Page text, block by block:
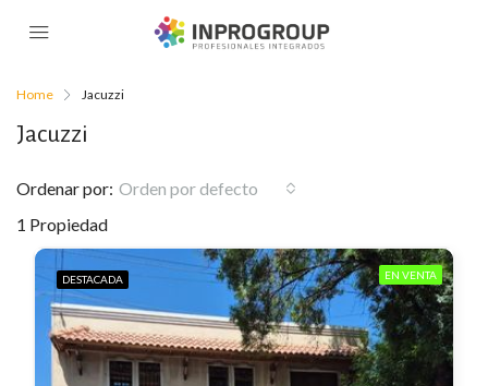
Home Jacuzzi
Jacuzzi
1 Propiedad
Ordenar por: Orden por defecto
DESTACADA EN VENTA